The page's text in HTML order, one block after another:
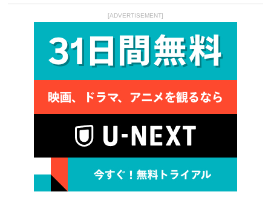
[ADVERTISEMENT]